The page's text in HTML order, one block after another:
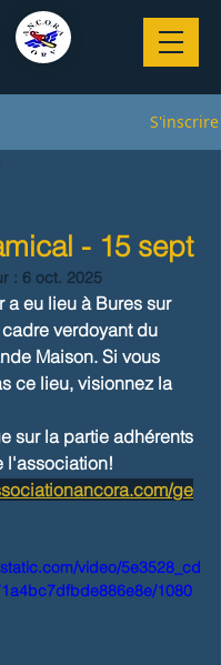
S'inscrire
- 15 sept
: 6 oct. 2025
a eu lieu à Bures sur
verdoyant du
Maison. Si vous
ce lieu, visionnez la
sur la partie adhérents
l'association!
ge
video/5e3528_cd
1080